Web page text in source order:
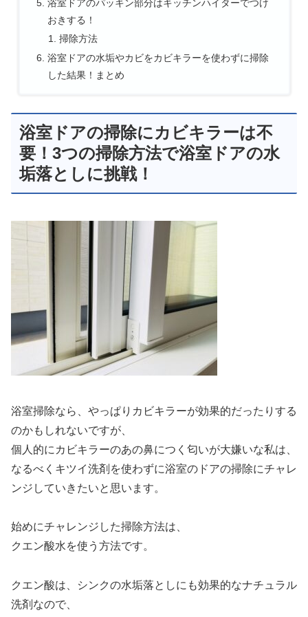
浴室ドアのパッキン部分はキッチンハイターでつけ
おきする！
掃除方法
浴室ドアの水垢やカビをカビキラーを使わずに掃除
した結果！まとめ
浴室ドアの掃除にカビキラーは不
要！3つの掃除方法で浴室ドアの水
垢落としに挑戦！
浴室掃除なら、やっぱりカビキラーが効果的だったりする
のかもしれないですが、
個人的にカビキラーのあの鼻につく匂いが大嫌いな私は、
なるべく キツイ洗剤を使わずに浴室のドアの掃除にチャレ
ンジ していきたいと思います。
始めにチャレンジした掃除方法は、
クエン酸水を使う方法です。
クエン酸は、シンクの水垢落としにも効果的なナチュラル
洗剤なので、